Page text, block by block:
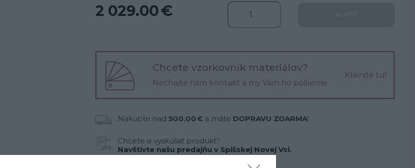
2 029.00 €
Chcete vzorkovník materiálov?
Nechajte nám kontakt a my Vám ho pošleme
Kliknite tu!
Nakúpte nad 500.00 € a máte DOPRAVU ZDARMA!
Chcete si vyskúšať produkt?
Navštívte našu predajňu v Spišskej Novej Vsi.